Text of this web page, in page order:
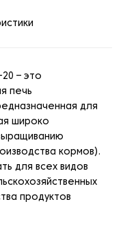
20 – это
печь
для
широко
кормов).
для всех видов
продуктов